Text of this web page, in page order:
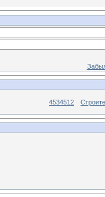
4534512